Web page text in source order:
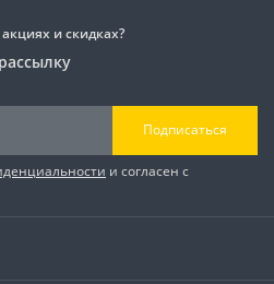
и скидках?
Подписаться
и согласен с